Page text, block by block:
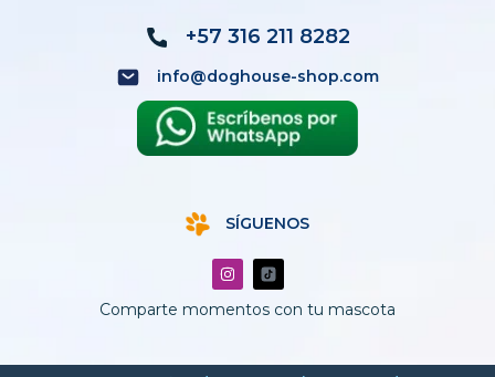
+57 316 211 8282
info@doghouse-shop.com
SÍGUENOS
I
n
s
t
Comparte momentos con tu mascota